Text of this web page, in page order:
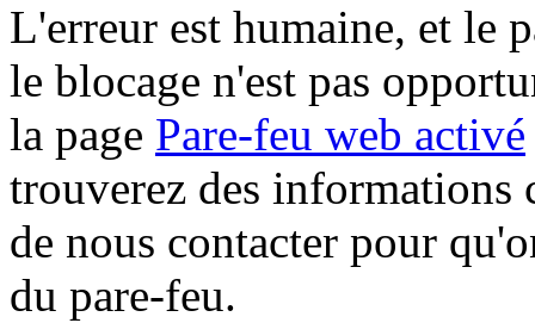
L'erreur est humaine, et le
le blocage n'est pas
la page Pare-feu web activé
trouverez des informations
de nous contacter pour
du pare-feu.